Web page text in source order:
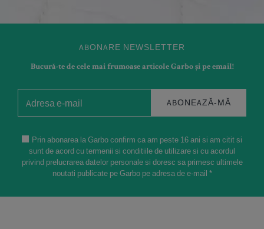
ABONARE NEWSLETTER
Bucură-te de cele mai frumoase articole Garbo și pe email!
ABONEAZĂ-MĂ
Prin abonarea la Garbo confirm ca am peste 16 ani si am citit si
sunt de acord cu termenii si conditiile de utilizare si cu acordul
privind prelucrarea datelor personale si doresc sa primesc ultimele
noutati publicate pe Garbo pe adresa de e-mail *